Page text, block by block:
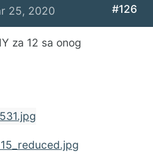
25, 2020 #126
za 12 sa onog